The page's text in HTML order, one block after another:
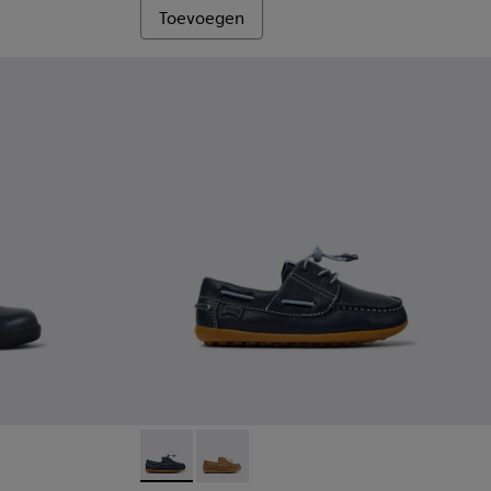
Toevoegen
leren kinderschoenen.
003 Peu - K800689-002 - Blauwe leren
Peu - K800689-004